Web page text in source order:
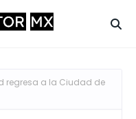
regresa a la Ciudad de